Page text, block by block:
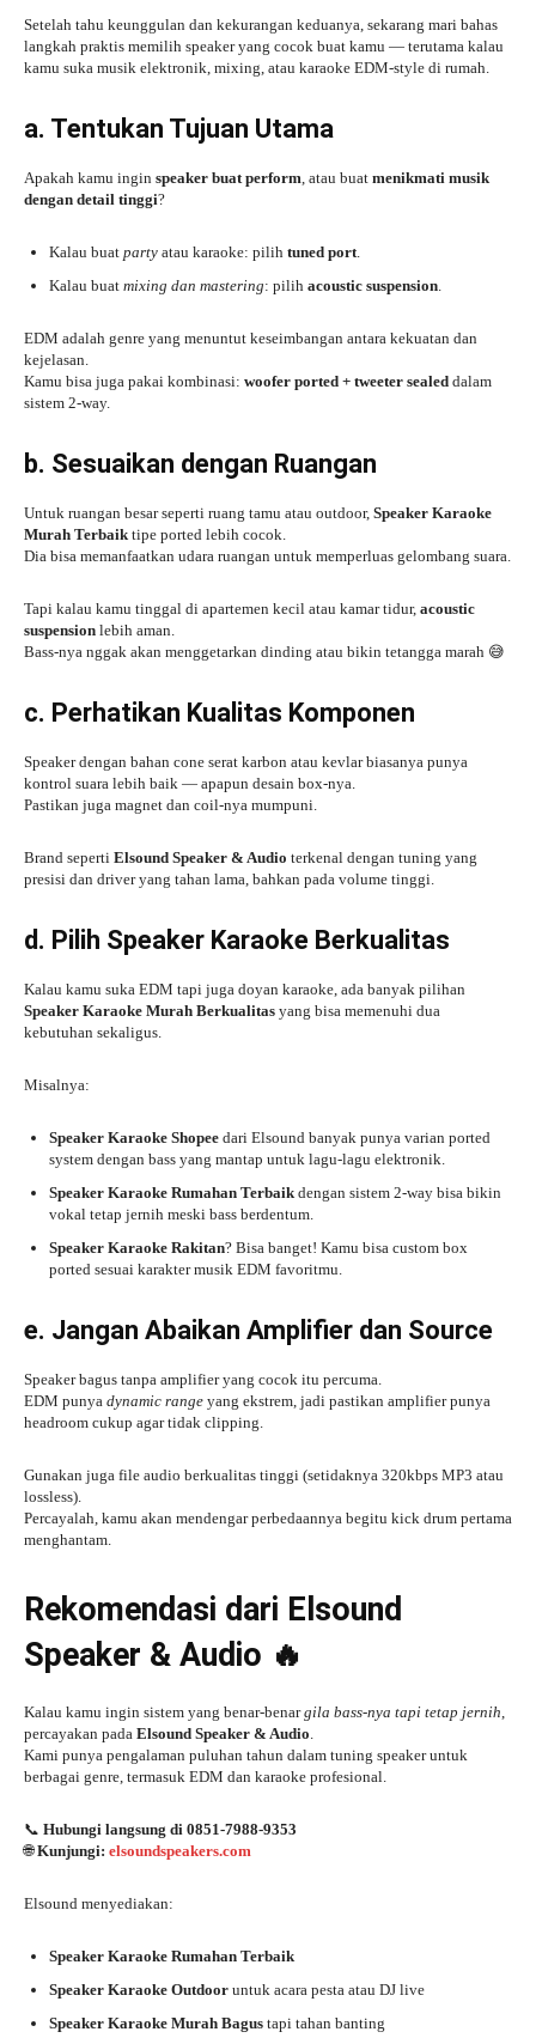
Setelah tahu keunggulan dan kekurangan keduanya, sekarang mari bahas
langkah praktis memilih speaker yang cocok buat kamu — terutama kalau
kamu suka musik elektronik, mixing, atau karaoke EDM-style di rumah.
a. Tentukan Tujuan Utama
Apakah kamu ingin speaker buat perform, atau buat menikmati musik
dengan detail tinggi?
Kalau buat party atau karaoke: pilih tuned port.
Kalau buat mixing dan mastering: pilih acoustic suspension.
EDM adalah genre yang menuntut keseimbangan antara kekuatan dan
kejelasan.
Kamu bisa juga pakai kombinasi: woofer ported + tweeter sealed dalam
sistem 2-way.
b. Sesuaikan dengan Ruangan
Untuk ruangan besar seperti ruang tamu atau outdoor, Speaker Karaoke
Murah Terbaik tipe ported lebih cocok.
Dia bisa memanfaatkan udara ruangan untuk memperluas gelombang suara.
Tapi kalau kamu tinggal di apartemen kecil atau kamar tidur, acoustic
suspension lebih aman.
Bass-nya nggak akan menggetarkan dinding atau bikin tetangga marah 😅
c. Perhatikan Kualitas Komponen
Speaker dengan bahan cone serat karbon atau kevlar biasanya punya
kontrol suara lebih baik — apapun desain box-nya.
Pastikan juga magnet dan coil-nya mumpuni.
Brand seperti Elsound Speaker & Audio terkenal dengan tuning yang
presisi dan driver yang tahan lama, bahkan pada volume tinggi.
d. Pilih Speaker Karaoke Berkualitas
Kalau kamu suka EDM tapi juga doyan karaoke, ada banyak pilihan
Speaker Karaoke Murah Berkualitas yang bisa memenuhi dua
kebutuhan sekaligus.
Misalnya:
Speaker Karaoke Shopee dari Elsound banyak punya varian ported
system dengan bass yang mantap untuk lagu-lagu elektronik.
Speaker Karaoke Rumahan Terbaik dengan sistem 2-way bisa bikin
vokal tetap jernih meski bass berdentum.
Speaker Karaoke Rakitan? Bisa banget! Kamu bisa custom box
ported sesuai karakter musik EDM favoritmu.
e. Jangan Abaikan Amplifier dan Source
Speaker bagus tanpa amplifier yang cocok itu percuma.
EDM punya dynamic range yang ekstrem, jadi pastikan amplifier punya
headroom cukup agar tidak clipping.
Gunakan juga file audio berkualitas tinggi (setidaknya 320kbps MP3 atau
lossless).
Percayalah, kamu akan mendengar perbedaannya begitu kick drum pertama
menghantam.
Rekomendasi dari Elsound
Speaker & Audio 🔥
Kalau kamu ingin sistem yang benar-benargila bass-nya tapi tetap jernih,
percayakan pada Elsound Speaker & Audio.
Kami punya pengalaman puluhan tahun dalam tuning speaker untuk
berbagai genre, termasuk EDM dan karaoke profesional.
📞 Hubungi langsung di 0851-7988-9353
🌐Kunjungi: elsoundspeakers.com
Elsound menyediakan:
Speaker Karaoke Rumahan Terbaik
Speaker Karaoke Outdoor untuk acara pesta atau DJ live
Speaker Karaoke Murah Bagus tapi tahan banting